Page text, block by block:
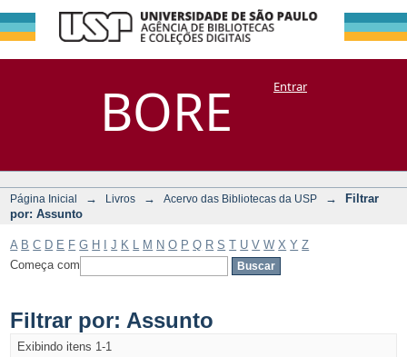
BORE
Filtrar por:
Assunto
DSpace/Manakin + CoriscoEntrar
Página Inicial → Livros → Acervo das Bibliotecas da USP →
Filtrar
por: Assunto
A B C D E F G H J K M N O P Q R S T U V W X Y Z
Começa com
Filtrar por: Assunto
Exibindo itens 1-1